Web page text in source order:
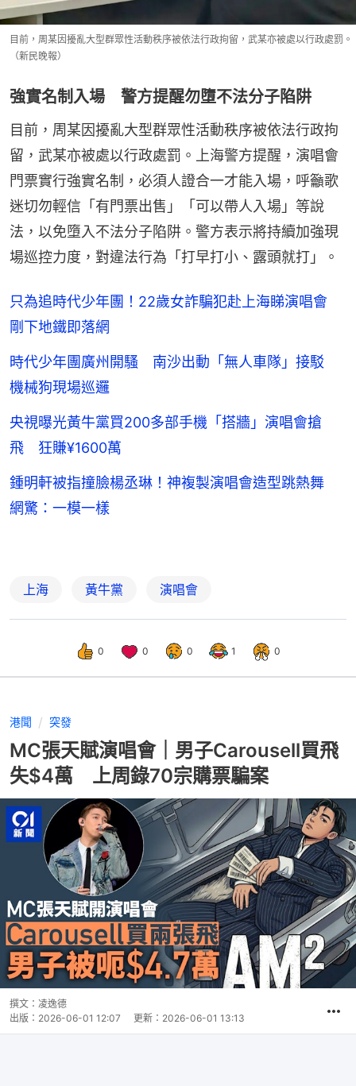
目前，周某因擾亂大型群眾性活動秩序被依法行政拘留，武某亦被處以行政處罰。
（新民晚報）
強實名制入場 警方提醒勿墮不法分子陷阱
目前，周某因擾亂大型群眾性活動秩序被依法行政拘
留，武某亦被處以行政處罰。上海警方提醒，演唱會
門票實行強實名制，必須人證合一才能入場，呼籲歌
迷切勿輕信「有門票出售」「可以帶人入場」等說
法，以免墮入不法分子陷阱。警方表示將持續加強現
場巡控力度，對違法行為「打早打小、露頭就打」。
只為追時代少年團！22歲女詐騙犯赴上海睇演唱會
剛下地鐵即落網
時代少年團廣州開騷 南沙出動「無人車隊」接駁
機械狗現場巡邏
央視曝光黃牛黨買200多部手機「搭牆」演唱會搶
飛 狂賺¥1600萬
鍾明軒被指撞臉楊丞琳！神複製演唱會造型跳熱舞
網驚：一模一樣
上海 黃牛黨 演唱會
0 0 0 1 0
港聞 突發
MC張天賦演唱會｜男子Carousell買飛
失$4萬 上周錄70宗購票騙案
撰文： 凌逸德
出版： 2026-06-01 12:07 更新： 2026-06-01 13:13